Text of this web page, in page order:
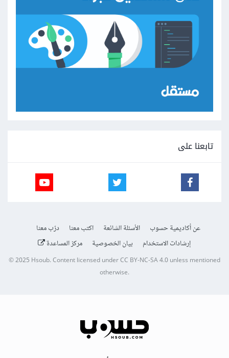
تابعنا على
عن أكاديمية حسوب الأسئلة الشائعة اكتب معنا
درّب معنا
إرشادات الاستخدام
بيان الخصوصية مركز المساعدة
© 2025Hsoub.Content licensed underCC BY-NC-SA 4.0unless mentioned
otherwise.